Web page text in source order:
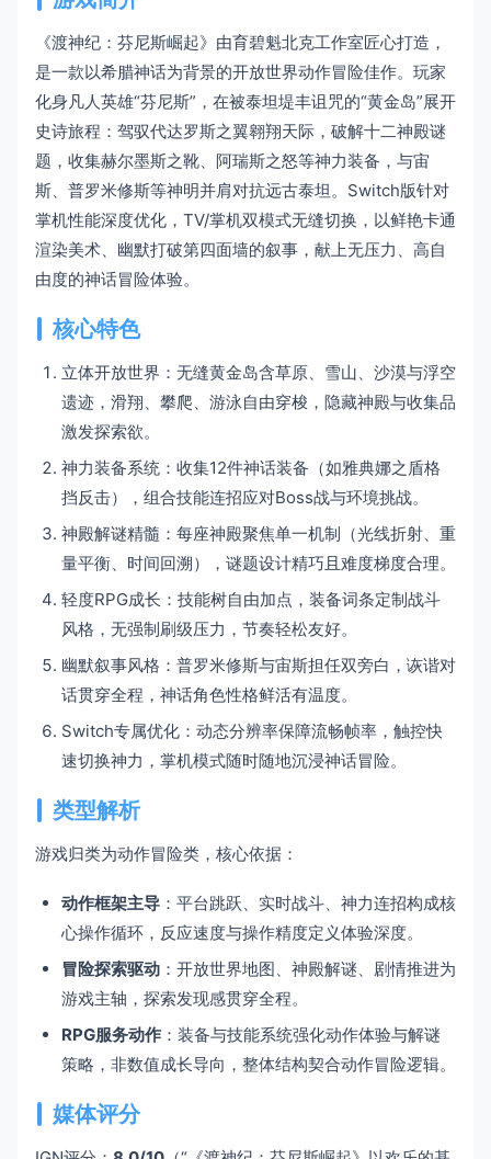
《渡神纪：芬尼斯崛起》由育碧魁北克工作室匠心打造，
是一款以希腊神话为背景的开放世界动作冒险佳作。玩家
化身凡人英雄“芬尼斯”，在被泰坦堤丰诅咒的“黄金岛”展开
史诗旅程：驾驭代达罗斯之翼翱翔天际，破解十二神殿谜
题，收集赫尔墨斯之靴、阿瑞斯之怒等神力装备，与宙
斯、普罗米修斯等神明并肩对抗远古泰坦。Switch版针对
掌机性能深度优化，TV/掌机双模式无缝切换，以鲜艳卡通
渲染美术、幽默打破第四面墙的叙事，献上无压力、高自
由度的神话冒险体验。
核心特色
立体开放世界：无缝黄金岛含草原、雪山、沙漠与浮空
遗迹，滑翔、攀爬、游泳自由穿梭，隐藏神殿与收集品
激发探索欲。
神力装备系统：收集12件神话装备（如雅典娜之盾格
挡反击），组合技能连招应对Boss战与环境挑战。
神殿解谜精髓：每座神殿聚焦单一机制（光线折射、重
量平衡、时间回溯），谜题设计精巧且难度梯度合理。
轻度RPG成长：技能树自由加点，装备词条定制战斗
风格，无强制刷级压力，节奏轻松友好。
幽默叙事风格：普罗米修斯与宙斯担任双旁白，诙谐对
话贯穿全程，神话角色性格鲜活有温度。
Switch专属优化：动态分辨率保障流畅帧率，触控快
速切换神力，掌机模式随时随地沉浸神话冒险。
类型解析
游戏归类为动作冒险类，核心依据：
动作框架主导 ：平台跳跃、实时战斗、神力连招构成核
心操作循环，反应速度与操作精度定义体验深度。
冒险探索驱动 ：开放世界地图、神殿解谜、剧情推进为
游戏主轴，探索发现感贯穿全程。
RPG服务动作 ：装备与技能系统强化动作体验与解谜
策略，非数值成长导向，整体结构契合动作冒险逻辑。
媒体评分